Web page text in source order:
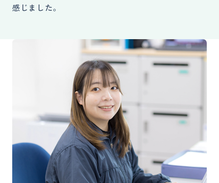
感じました。